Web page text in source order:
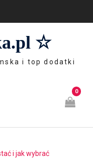
☆
i top dodatki
0
i jak wybrać